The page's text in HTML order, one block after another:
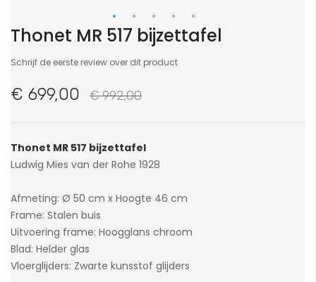
Ga
het
begin
van
gallerij
Thonet MR 517 bijzettafel
Schrijf de eerste review over dit product
€ 699,00 € 992,00
Thonet MR 517 bijzettafel
Ludwig Mies van der Rohe 1928
Afmeting: Ø 50 cm x Hoogte 46 cm
Frame: Stalen buis
Uitvoering frame: Hoogglans chroom
Blad: Helder glas
Vloerglijders: Zwarte kunsstof glijders